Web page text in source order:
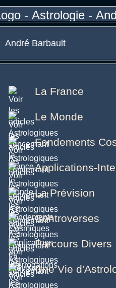
André Barbault
La France
Le Monde
Fondements
Applications-
La Prévision
Controverses
Parcours Divers
Une Vie